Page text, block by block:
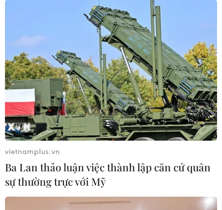
Xóa tụ điểm mua bán trái phép ma túy tại
thành phố Nam Định
Công an vừa triệt xóa một tụ điểm mua bán trái phép
ma túy tại phường Trường Thi, thành phố Nam Định
(Nam Định), bắt ba đối tượng, thu giữ 1kg ma túy tổng
hợp.
vietnamplus.vn
Ba Lan thảo luận việc thành lập căn cứ quân
sự thường trực với Mỹ